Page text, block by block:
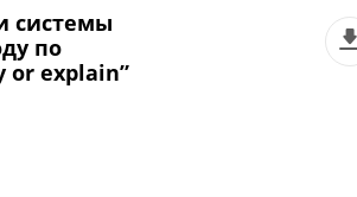
системы
по
or explain”